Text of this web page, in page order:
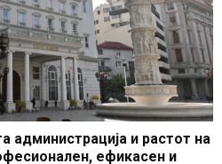
администрација и растот на
ефикасен и